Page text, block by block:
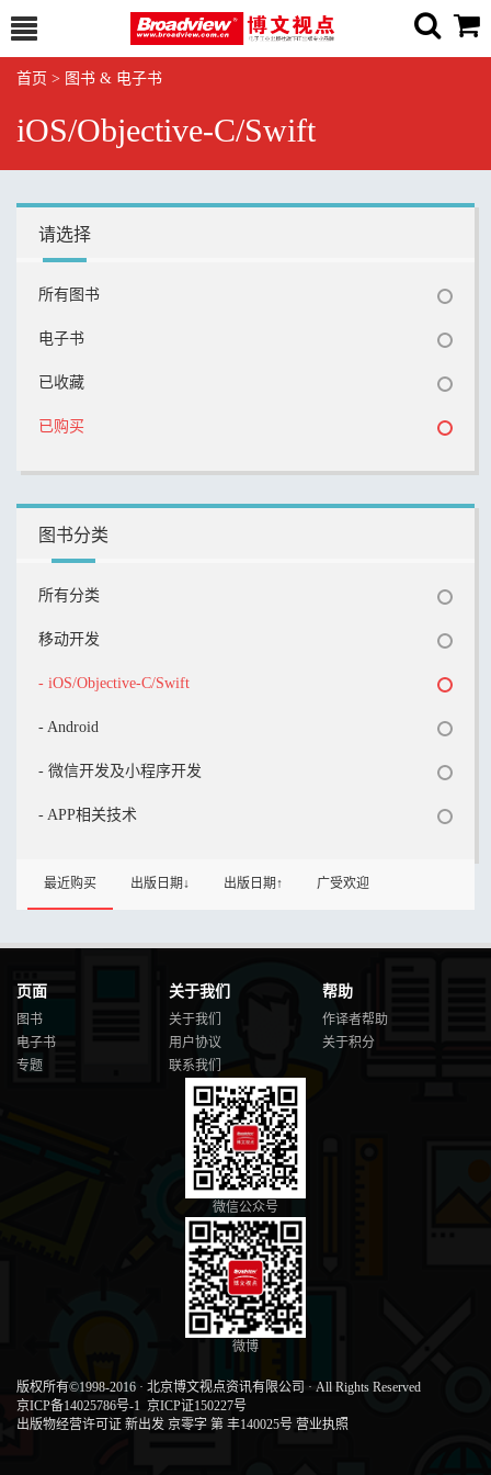
首页 > 图书 & 电子书
iOS/Objective-C/Swift
请选择
所有图书
电子书
已收藏
已购买
图书分类
所有分类
移动开发
- iOS/Objective-C/Swift
- Android
- 微信开发及小程序开发
- APP相关技术
最近购买 出版日期↓ 出版日期↑ 广受欢迎
页面
图书
电子书
专题
关于我们
关于我们
用户协议
联系我们
帮助
作译者帮助
关于积分
微信公众号
微博
版权所有©1998-2016 · 北京博文视点资讯有限公司 · All Rights Reserved
京ICP备14025786号-1 京ICP证150227号
出版物经营许可证 新出发 京零字 第 丰140025号 营业执照